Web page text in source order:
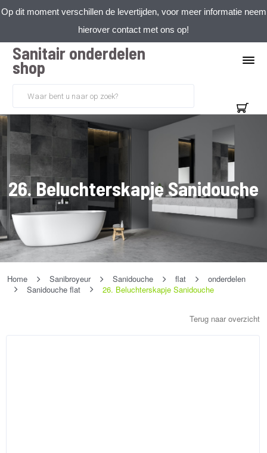
Op dit moment verschillen de levertijden, voor meer informatie neem
hierover contact met ons op!
Sanitair onderdelen
shop
26. Beluchterskapje Sanidouche
Home Sanibroyeur Sanidouche flat
onderdelen
Sanidouche flat
26. Beluchterskapje Sanidouche
Terug naar overzicht